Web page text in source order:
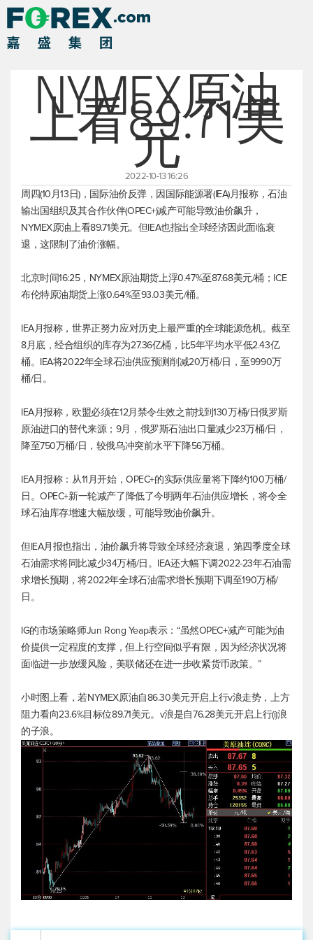
NYMEX原油
上看89.71美
元
2022-10-13 16:26
周四(10月13日)，国际油价反弹，因国际能源署(IEA)月报称，石油
输出国组织及其合作伙伴(OPEC+)减产可能导致油价飙升，
NYMEX原油上看89.71美元。但IEA也指出全球经济因此面临衰
退，这限制了油价涨幅。
北京时间16:25，NYMEX原油期货上浮0.47%至87.68美元/桶；ICE
布伦特原油期货上涨0.64%至93.03美元/桶。
IEA月报称，世界正努力应对历史上最严重的全球能源危机。截至
8月底，经合组织的库存为27.36亿桶，比5年平均水平低2.43亿
桶。IEA将2022年全球石油供应预测削减20万桶/日，至9990万
桶/日。
IEA月报称，欧盟必须在12月禁令生效之前找到130万桶/日俄罗斯
原油进口的替代来源；9月，俄罗斯石油出口量减少23万桶/日，
降至750万桶/日，较俄乌冲突前水平下降56万桶。
IEA月报称：从11月开始，OPEC+的实际供应量将下降约100万桶/
日。OPEC+新一轮减产了降低了今明两年石油供应增长，将令全
球石油库存增速大幅放缓，可能导致油价飙升。
但IEA月报也指出，油价飙升将导致全球经济衰退，第四季度全球
石油需求将同比减少34万桶/日。IEA还大幅下调2022-23年石油需
求增长预期，将2022年全球石油需求增长预期下调至190万桶/
日。
IG的市场策略师Jun Rong Yeap表示：“虽然OPEC+减产可能为油
价提供一定程度的支撑，但上行空间似乎有限，因为经济状况将
面临进一步放缓风险，美联储还在进一步收紧货币政策。”
小时图上看，若NYMEX原油自86.30美元开启上行v浪走势，上方
阻力看向23.6%目标位89.71美元。v浪是自76.28美元开启上行(i)浪
的子浪。